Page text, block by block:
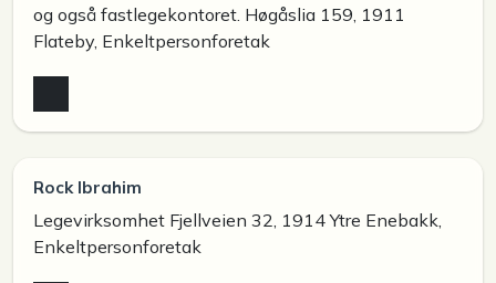
og også fastlegekontoret. Høgåslia 159, 1911
Flateby, Enkeltpersonforetak
Rock Ibrahim
Legevirksomhet Fjellveien 32, 1914 Ytre Enebakk,
Enkeltpersonforetak